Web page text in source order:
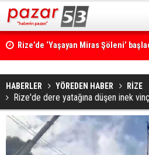
Rize’de ‘Yaşayan Miras Şöleni’
HABERLER YÖREDEN HABER RİZE
Rize'de dere yatağına düşen inek